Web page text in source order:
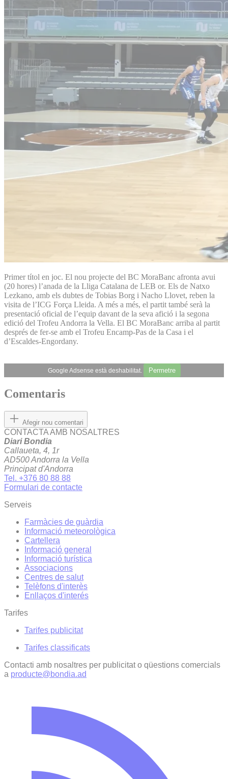
Primer títol en joc. El nou projecte del BC MoraBanc afronta avui
(20 hores) l’anada de la Lliga Catalana de LEB or. Els de Natxo
Lezkano, amb els dubtes de Tobias Borg i Nacho Llovet, reben la
visita de l’ICG Força Lleida. A més a més, el partit també serà la
presentació oficial de l’equip davant de la seva afició i la segona
edició del Trofeu Andorra la Vella. El BC MoraBanc arriba al partit
després de fer-se amb el Trofeu Encamp-Pas de la Casa i el
d’Escaldes-Engordany.
Google Adsense està deshabilitat. Permetre
Comentaris
Afegir nou comentari
CONTACTA AMB NOSALTRES
Diari Bondia
Callaueta, 4, 1r
AD500 Andorra la Vella
Principat d'Andorra
Tel. +376 80 88 88
Formulari de contacte
Serveis
Farmàcies de guàrdia
Informació meteorològica
Cartellera
Informació general
Informació turística
Associacions
Centres de salut
Telèfons d'interès
Enllaços d'interés
Tarifes
Tarifes publicitat
Tarifes classificats
Contacti amb nosaltres per publicitat o qüestions comercials
a producte@bondia.ad